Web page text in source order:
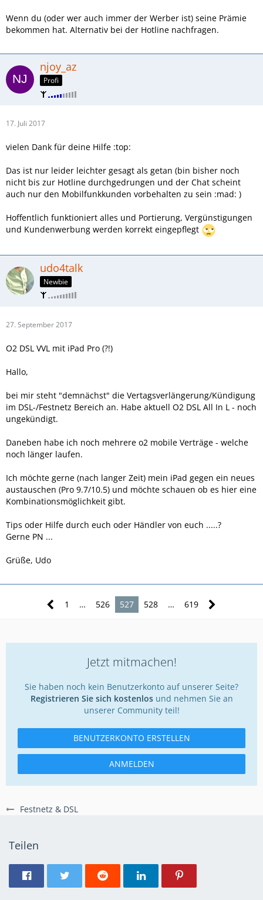
Festnetz & DSL
Wenn du (oder wer auch immer der Werber ist) seine Prämie
bekommen hat. Alternativ bei der Hotline nachfragen.
njoy_az
Profi
17. Juli 2017
vielen Dank für deine Hilfe :top:
Das ist nur leider leichter gesagt als getan (bin bisher noch
nicht bis zur Hotline durchgedrungen und der Chat scheint
auch nur den Mobilfunkkunden vorbehalten zu sein :mad: )
Hoffentlich funktioniert alles und Portierung, Vergünstigungen
und Kundenwerbung werden korrekt eingepflegt
udo4talk
Newbie
27. September 2017
O2 DSL VVL mit iPad Pro (?!)
Hallo,
bei mir steht "demnächst" die Vertagsverlängerung/Kündigung
im DSL-/Festnetz Bereich an. Habe aktuell O2 DSL All In L - noch
ungekündigt.
Daneben habe ich noch mehrere o2 mobile Verträge - welche
noch länger laufen.
Ich möchte gerne (nach langer Zeit) mein iPad gegen ein neues
austauschen (Pro 9.7/10.5) und möchte schauen ob es hier eine
Kombinationsmöglichkeit gibt.
Tips oder Hilfe durch euch oder Händler von euch .....?
Gerne PN ...
Grüße, Udo
1 … 526 527 528 … 619
Jetzt mitmachen!
Sie haben noch kein Benutzerkonto auf unserer Seite?
Registrieren Sie sich kostenlosund nehmen Sie an
unserer Community teil!
BENUTZERKONTO ERSTELLEN
ANMELDEN
Teilen